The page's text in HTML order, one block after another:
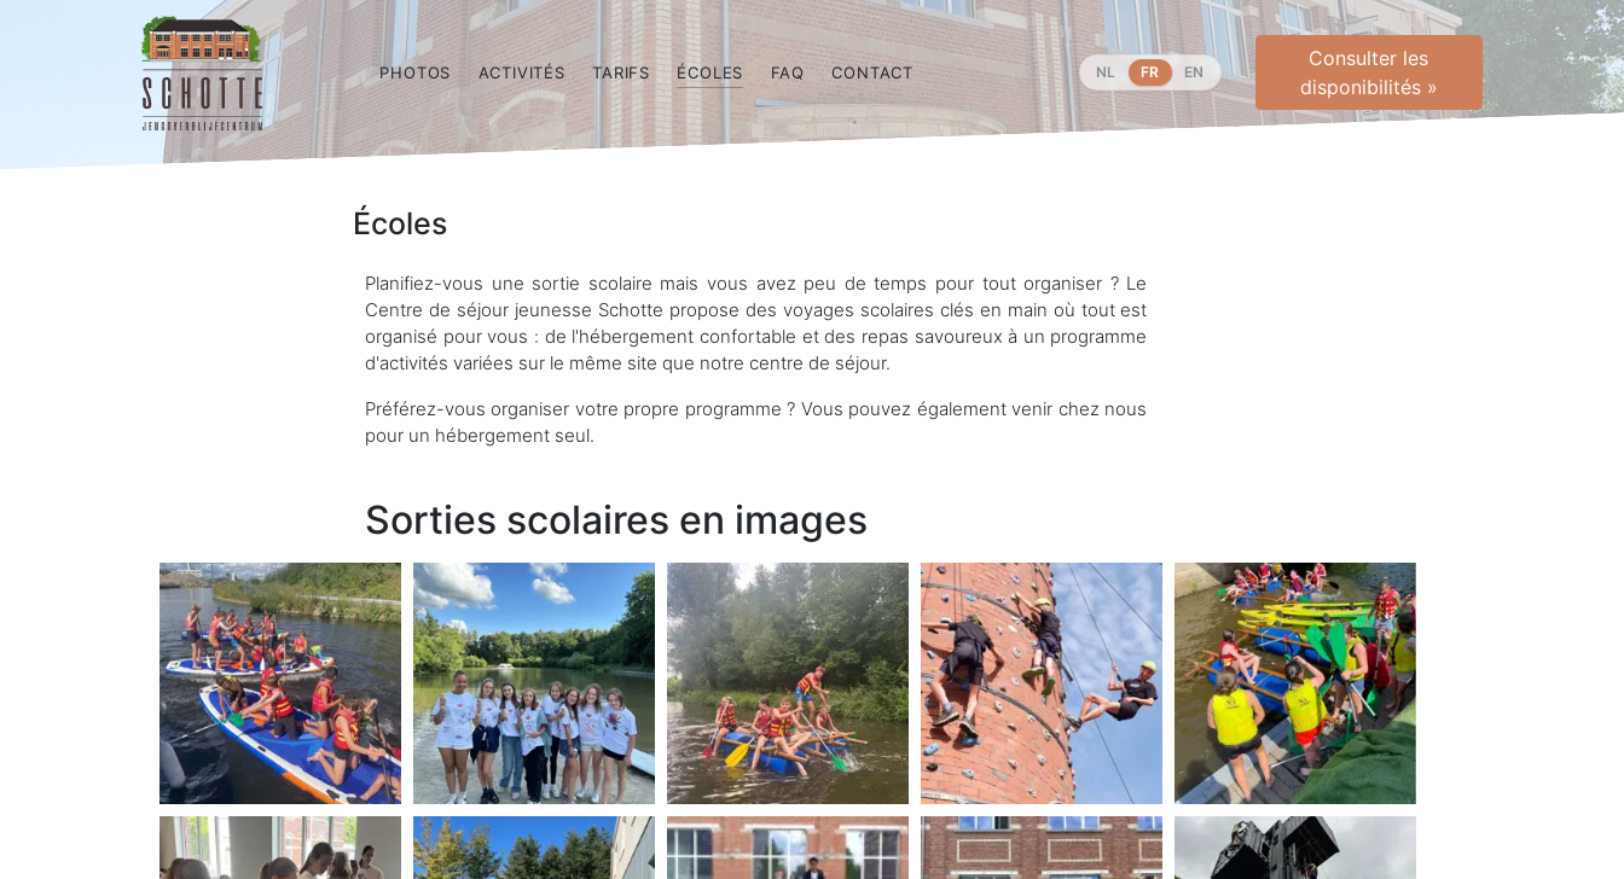
PHOTOS ACTIVITÉS TARIFS ÉCOLES FAQ CONTACT NL FR EN
Consulter les
disponibilités »
Écoles
Planifiez-vous une sortie scolaire mais vous avez peu de temps pour tout organiser ? Le
Centre de séjour jeunesse Schotte propose des voyages scolaires clés en main où tout est
organisé pour vous : de l'hébergement confortable et des repas savoureux à un programme
d'activités variées sur le même site que notre centre de séjour.
Préférez-vous organiser votre propre programme ? Vous pouvez également venir chez nous
pour un hébergement seul.
Sorties scolaires en images